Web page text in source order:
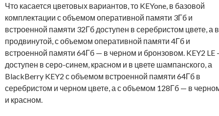
Что касается цветовых вариантов, то KEYone, в базовой
комплектации с объемом оперативной памяти 3Гб и
встроенной памяти 32Гб доступен в серебристом цвете, а в
продвинутой, с объемом оперативной памяти 4Гб и
встроенной памяти 64Гб — в черном и бронзовом. KEY2 LE
доступен в серо-синем, красном и в цвете шампанского, а
BlackBerry KEY2 с объемом встроенной памяти 64Гб в
серебристом и черном цвете, а с объемом 128Гб — в
и красном.